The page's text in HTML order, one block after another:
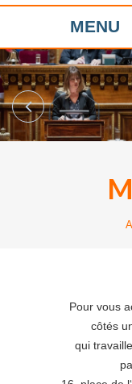
Pour vous
côtés
qui